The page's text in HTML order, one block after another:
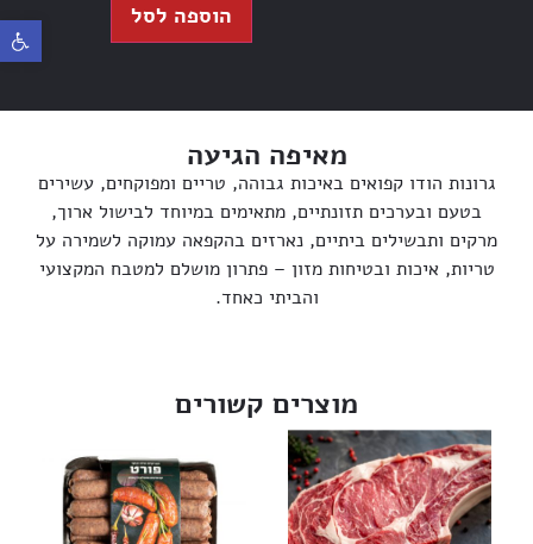
פתח הוספה לסל
מאיפה הגיעה
גרונות הודו קפואים באיכות גבוהה, טריים ומפוקחים, עשירים
בטעם ובערכים תזונתיים, מתאימים במיוחד לבישול ארוך,
מרקים ותבשילים ביתיים, נארזים בהקפאה עמוקה לשמירה על
טריות, איכות ובטיחות מזון – פתרון מושלם למטבח המקצועי
והביתי כאחד.
מוצרים קשורים